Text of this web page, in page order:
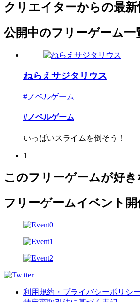
クリエイターからの最新
公開中のフリーゲーム一
ねらえサジタリウス
#ノベルゲーム
#ノベルゲーム
いっぱいスライムを倒そう！
1
このフリーゲームが好
フリーゲームイベント開
利用規約・プライバシーポリシー